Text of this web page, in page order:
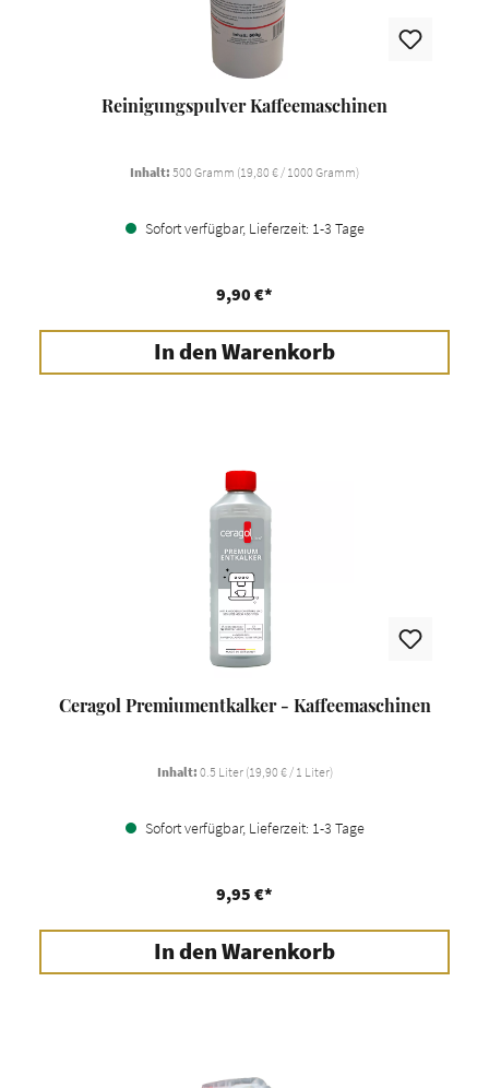
Reinigungspulver Kaffeemaschinen
Inhalt: 500 Gramm (19,80 € / 1000 Gramm)
Sofort verfügbar, Lieferzeit: 1-3 Tage
9,90 €*
In den Warenkorb
Ceragol Premiumentkalker - Kaffeemaschinen
Inhalt: 0.5 Liter (19,90 € / 1 Liter)
Sofort verfügbar, Lieferzeit: 1-3 Tage
9,95 €*
In den Warenkorb